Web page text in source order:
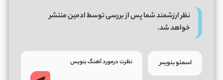
نظر ارزشمند شما پس از بررسی توسط ادمین منتشر
خواهد شد.